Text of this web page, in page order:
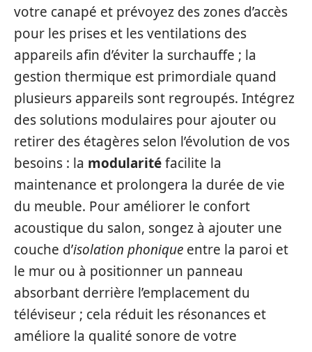
votre canapé et prévoyez des zones d’accès
pour les prises et les ventilations des
appareils afin d’éviter la surchauffe ; la
gestion thermique est primordiale quand
plusieurs appareils sont regroupés. Intégrez
des solutions modulaires pour ajouter ou
retirer des étagères selon l’évolution de vos
besoins : la modularitéfacilite la
maintenance et prolongera la durée de vie
du meuble. Pour améliorer le confort
acoustique du salon, songez à ajouter une
couche d’isolation phonique entre la paroi et
le mur ou à positionner un panneau
absorbant derrière l’emplacement du
téléviseur ; cela réduit les résonances et
améliore la qualité sonore de votre